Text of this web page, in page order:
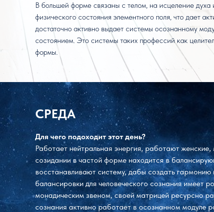
В большей форме связаны с телом, на исцеление духа
физического состояния элементного поля, что дает
достаточно активно выдает системы осознанному
состоянием. Это системы таких профессий как
формы.
СРЕДА
Для чего подоходит этот день?
Работает нейтральная энергия, работают
созидании в частой форме находится в
восстанавливают систему, дабы создать
балансировки для человеческого сознания имеет
монадическим звеном, своей матрицей ресурсно
сознания активно работает в осознанном модуле